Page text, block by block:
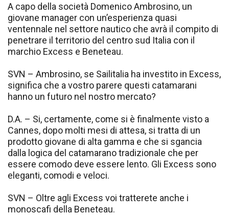
A capo della società Domenico Ambrosino, un
giovane manager con un’esperienza quasi
ventennale nel settore nautico che avrà il compito di
penetrare il territorio del centro sud Italia con il
marchio Excess e Beneteau.
SVN – Ambrosino, se Sailitalia ha investito in Excess,
significa che a vostro parere questi catamarani
hanno un futuro nel nostro mercato?
D.A. – Si, certamente, come si è finalmente visto a
Cannes, dopo molti mesi di attesa, si tratta di un
prodotto giovane di alta gamma e che si sgancia
dalla logica del catamarano tradizionale che per
essere comodo deve essere lento. Gli Excess sono
eleganti, comodi e veloci.
SVN – Oltre agli Excess voi tratterete anche i
monoscafi della Beneteau.